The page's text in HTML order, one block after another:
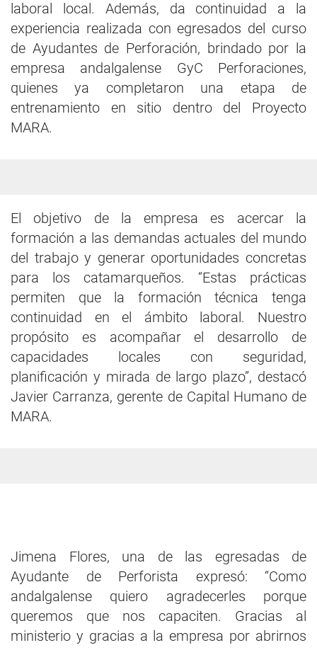
laboral local. Además, da continuidad a la
experiencia realizada con egresados del curso
de Ayudantes de Perforación, brindado por la
empresa andalgalense GyC Perforaciones,
quienes ya completaron una etapa de
entrenamiento en sitio dentro del Proyecto
MARA.
El objetivo de la empresa es acercar la
formación a las demandas actuales del mundo
del trabajo y generar oportunidades concretas
para los catamarqueños. “Estas prácticas
permiten que la formación técnica tenga
continuidad en el ámbito laboral. Nuestro
propósito es acompañar el desarrollo de
capacidades locales con seguridad,
planificación y mirada de largo plazo”, destacó
Javier Carranza, gerente de Capital Humano de
MARA.
Jimena Flores, una de las egresadas de
Ayudante de Perforista expresó: “Como
andalgalense quiero agradecerles porque
queremos que nos capaciten. Gracias al
ministerio y gracias a la empresa por abrirnos